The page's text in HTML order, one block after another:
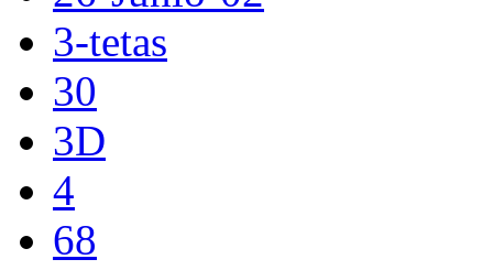
3-tetas
30
3D
4
68